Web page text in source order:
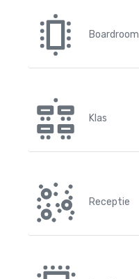
Boardroom
Klas
Receptie